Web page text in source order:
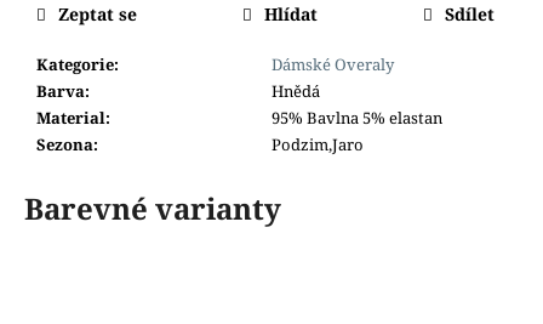
Kategorie:
Dámské Overaly
Barva:
Hnědá
Material:
95% Bavlna 5% elastan
Sezona: Podzim,Jaro
Zeptat se Hlídat Sdílet
Barevné varianty